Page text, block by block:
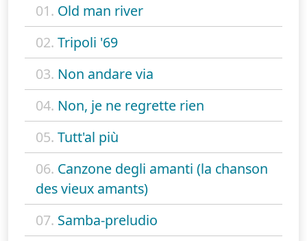
01. Old man river
02. Tripoli '69
03. Non andare via
04. Non, je ne regrette rien
05. Tutt'al più
06. Canzone degli amanti (la chanson
des vieux amants)
07. Samba-preludio